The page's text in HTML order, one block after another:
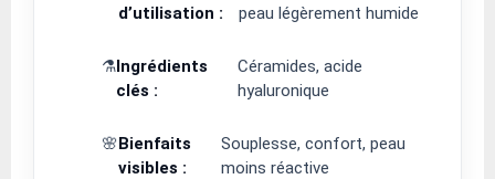
d’utilisation :
peau légèrement humide
⚗️Ingrédients
clés :
Céramides, acide
hyaluronique
🌸Bienfaits
visibles :
Souplesse, confort, peau
moins réactive